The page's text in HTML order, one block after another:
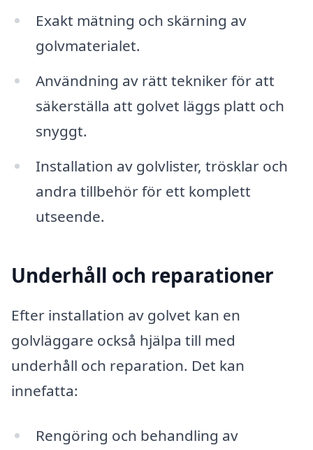
Exakt mätning och skärning av
golvmaterialet.
Användning av rätt tekniker för att
säkerställa att golvet läggs platt och
snyggt.
Installation av golvlister, trösklar och
andra tillbehör för ett komplett
utseende.
Underhåll och reparationer
Efter installation av golvet kan en
golvläggare också hjälpa till med
underhåll och reparation. Det kan
innefatta:
Rengöring och behandling av